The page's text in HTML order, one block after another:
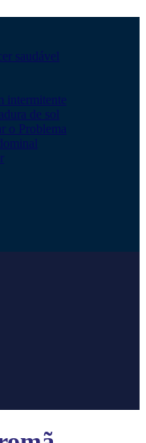
saudável
intermitente
de sol
o Problema